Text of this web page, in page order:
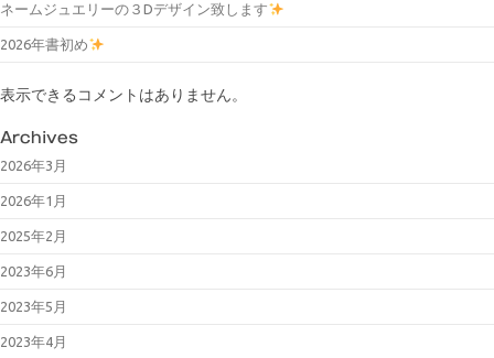
ネームジュエリーの３Dデザイン致します
2026年書初め
表示できるコメントはありません。
Archives
2026年3月
2026年1月
2025年2月
2023年6月
2023年5月
2023年4月